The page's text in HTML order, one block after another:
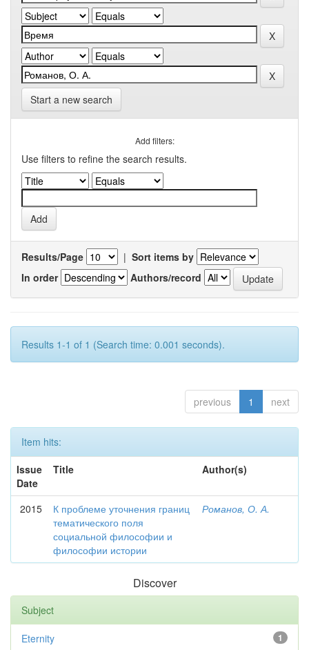
Start a new search
Add filters:
Use filters to refine the search results.
Results/Page | Sort items by
In order
Authors/record
Results 1-1 of 1 (Search time: 0.001 seconds).
previous 1 next
Item hits:
Issue
Date
Title Author(s)
2015
К проблеме уточнения границ
тематического поля
социальной философии и
философии истории
Романов, О. А.
Discover
Subject
1
Eternity